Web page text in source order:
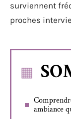
surviennent
proches
ambiance